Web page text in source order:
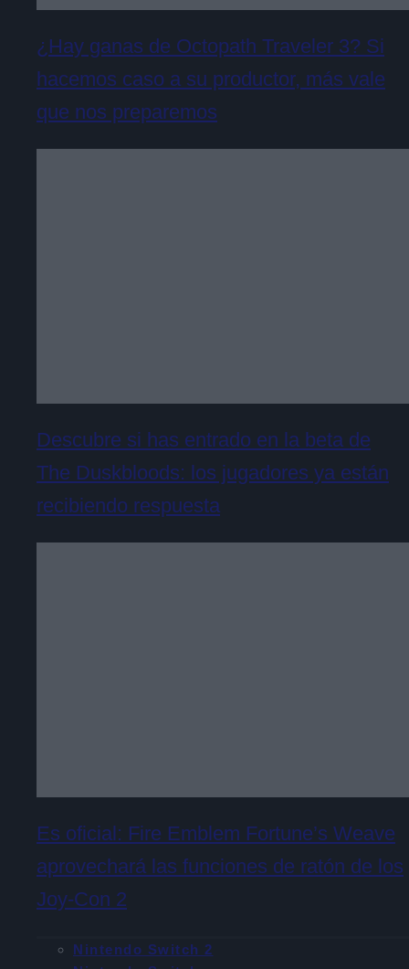
¿Hay ganas de Octopath Traveler 3? Si
hacemos caso a su productor, más vale
que nos preparemos
Descubre si has entrado en la beta de
The Duskbloods: los jugadores ya están
recibiendo respuesta
Es oficial: Fire Emblem Fortune’s Weave
aprovechará las funciones de ratón de los
Joy-Con 2
Nintendo Switch 2